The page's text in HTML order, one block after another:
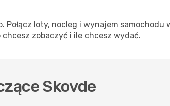
Połącz loty, nocleg i wynajem
zobaczyć i ile chcesz wydać.
Skovde